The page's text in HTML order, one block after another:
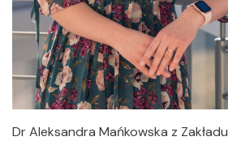
Dr Aleksandra Mańkowska z Zakładu